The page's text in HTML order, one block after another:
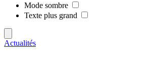
Mode sombre
Texte plus grand
Actualités